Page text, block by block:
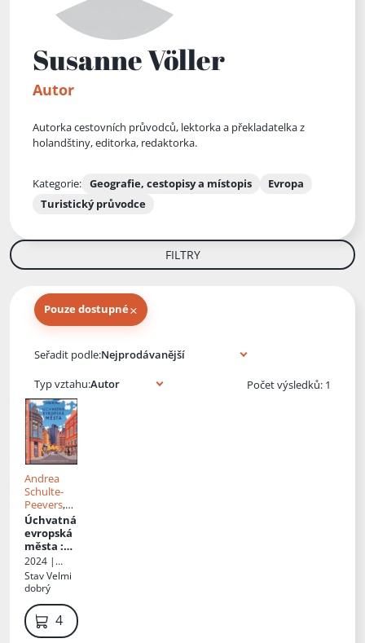
Susanne Völler
Autor
Autorka cestovních průvodců, lektorka a překladatelka z
holandštiny, editorka, redaktorka.
Kategorie: Geografie, cestopisy a místopis
Evropa
Turistický průvodce
FILTRY
Pouze dostupné×
Seřadit podle:
Typ vztahu:
Počet výsledků: 1
Andrea
Schulte-
Peevers,
Gabriele
Kalmbach
Mirko
Kaupat
Bernd
Biege,
Michael
Bussmann,
Jörg
Dauscher,
Úchvatná
evropská
města :
poznejte
40
nejúžasn
ějších
evropskýc
h měst
2024 |
Svojtka &
Co
StavVelmi
dobrý
489 Kč